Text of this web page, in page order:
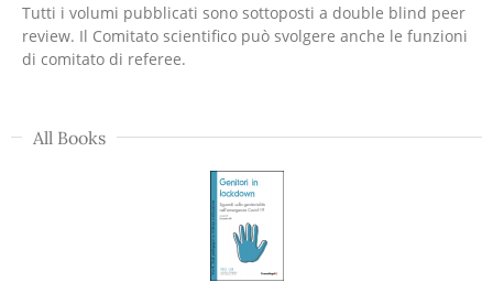
Tutti i volumi pubblicati sono sottoposti a double blind peer
review. Il Comitato scientifico può svolgere anche le funzioni
di comitato di referee.
All Books